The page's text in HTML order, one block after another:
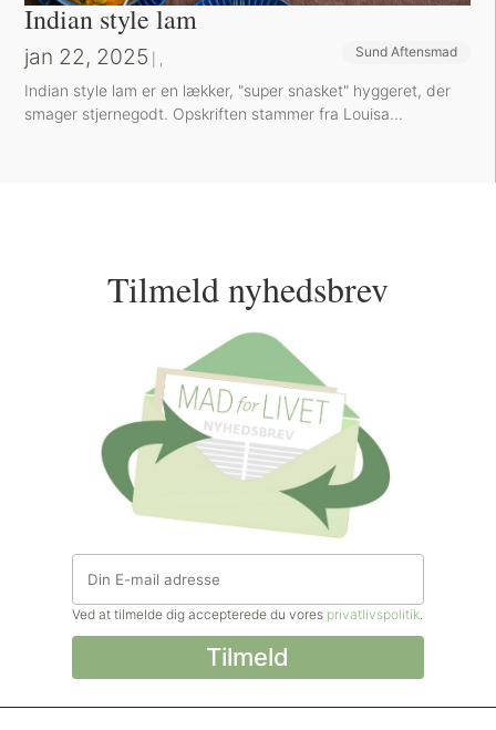
Indian style lam
jan 22, 2025 Et besøg værd
, Sund Aftensmad
Indian style lam er en lækker, "super snasket" hyggeret, der
smager stjernegodt. Opskriften stammer fra Louisa...
Tilmeld nyhedsbrev
Ved at tilmelde dig accepterede du vores privatlivspolitik.